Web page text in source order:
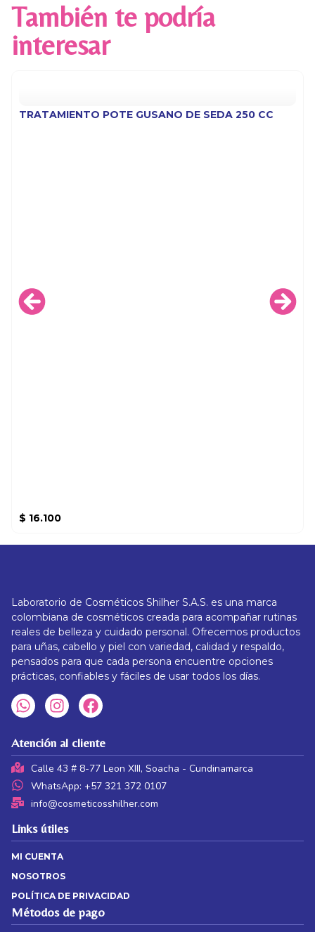
También te podría
interesar
TRATAMIENTO POTE GUSANO DE SEDA 250 CC
$ 16.100
Laboratorio de Cosméticos Shilher S.A.S. es una marca
colombiana de cosméticos creada para acompañar rutinas
reales de belleza y cuidado personal. Ofrecemos productos
para uñas, cabello y piel con variedad, calidad y respaldo,
pensados para que cada persona encuentre opciones
prácticas, confiables y fáciles de usar todos los días.
Atención al cliente
Calle 43 # 8-77 Leon XIII, Soacha - Cundinamarca
WhatsApp: +57 321 372 0107
info@cosmeticosshilher.com
Links útiles
MI CUENTA
NOSOTROS
POLÍTICA DE PRIVACIDAD
Métodos de pago